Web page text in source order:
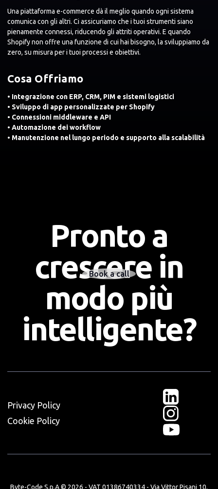
Una piattaforma e-commerce dà il meglio quando ogni sistema
comunica con gli altri. Ci assicuriamo che i tuoi strumenti siano
pienamente connessi, riducendo gli attriti operativi. E quando
Shopify non offre una funzione di cui hai bisogno, la sviluppiamo da
zero, su misura per i tuoi processi e obiettivi.
Cosa Offriamo
• Integrazione con ERP, CRM, PIM e sistemi logistici
• Sviluppo di app personalizzate per Shopify
• Connessioni middleware e API
• Automazione dei workflow
• Manutenzione nel lungo periodo e supporto alla scalabilità
Pronto a
crescere in
modo più
intelligente?
Book a call
Privacy Policy
Cookie Policy
Byte-Code S.p.A © 2026 - VAT 01386740334 - Via Vittor Pisani 10,